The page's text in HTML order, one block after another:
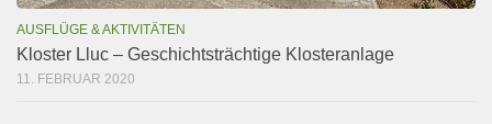
AUSFLÜGE & AKTIVITÄTEN
Kloster Lluc – Geschichtsträchtige Klosteranlage
11. FEBRUAR 2020